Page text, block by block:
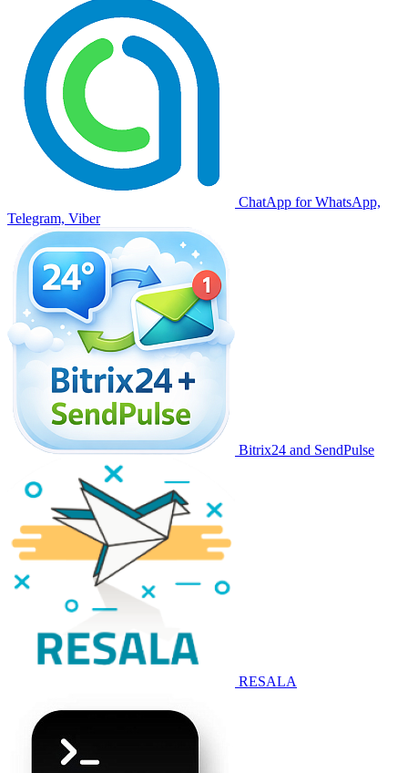
ChatApp for WhatsApp,
Telegram, Viber
Bitrix24 and SendPulse
RESALA